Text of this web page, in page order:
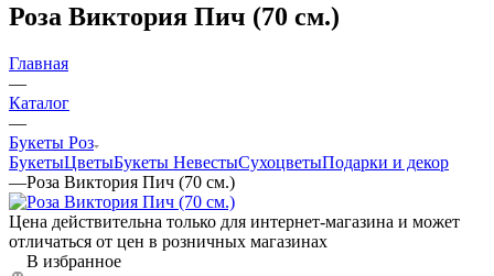
Роза Виктория Пич (70 см.)
Главная
—
Каталог
—
Букеты Роз
БукетыЦветыБукеты НевестыСухоцветыПодарки и декор
—Роза Виктория Пич (70 см.)
Цена действительна только для интернет-магазина и может
отличаться от цен в розничных магазинах
В избранное